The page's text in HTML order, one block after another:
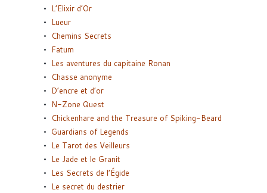
L’Elixir d’Or
Lueur
Chemins Secrets
Fatum
Les aventures du capitaine Ronan
Chasse anonyme
D’encre et d’or
N-Zone Quest
Chickenhare and the Treasure of Spiking-Beard
Guardians of Legends
Le Tarot des Veilleurs
Le Jade et le Granit
Les Secrets de l’Égide
Le secret du destrier